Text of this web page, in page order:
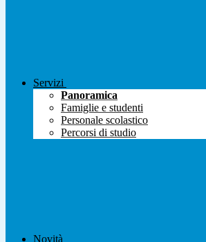
Servizi
Panoramica
Famiglie e studenti
Personale scolastico
Percorsi di studio
Novità